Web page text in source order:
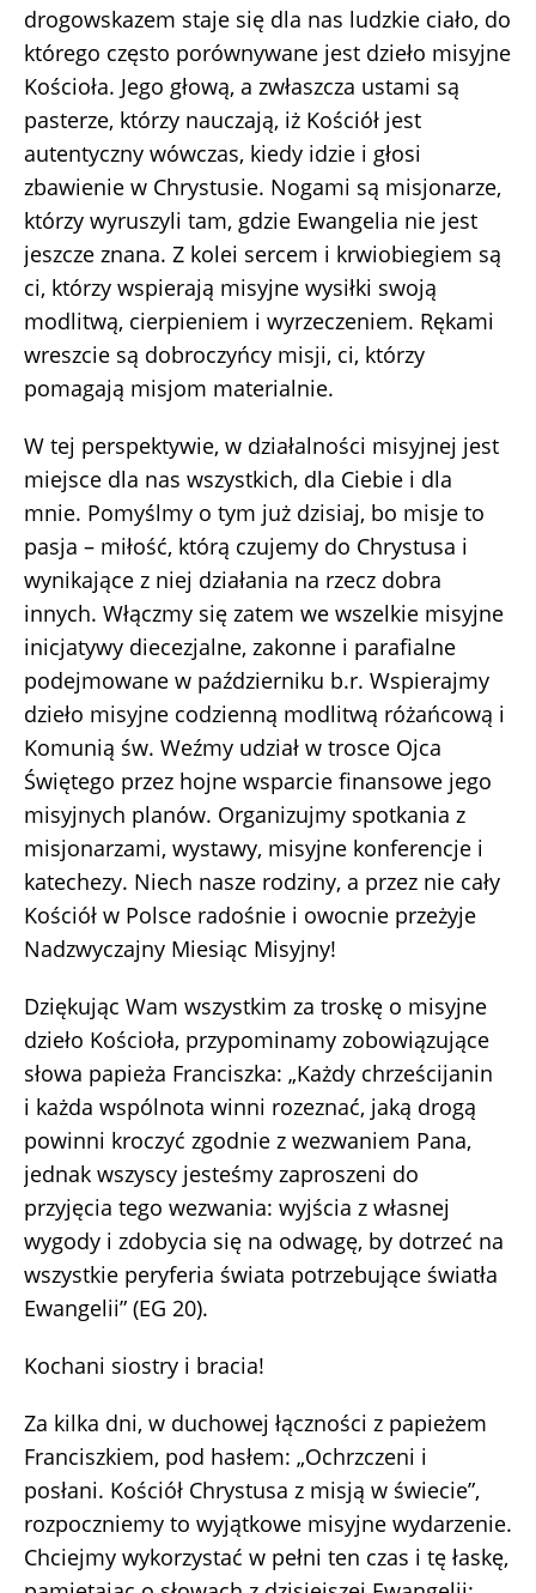
drogowskazem staje się dla nas ludzkie ciało, do
którego często porównywane jest dzieło misyjne
Kościoła. Jego głową, a zwłaszcza ustami są
pasterze, którzy nauczają, iż Kościół jest
autentyczny wówczas, kiedy idzie i głosi
zbawienie w Chrystusie. Nogami są misjonarze,
którzy wyruszyli tam, gdzie Ewangelia nie jest
jeszcze znana. Z kolei sercem i krwiobiegiem są
ci, którzy wspierają misyjne wysiłki swoją
modlitwą, cierpieniem i wyrzeczeniem. Rękami
wreszcie są dobroczyńcy misji, ci, którzy
pomagają misjom materialnie.
W tej perspektywie, w działalności misyjnej jest
miejsce dla nas wszystkich, dla Ciebie i dla
mnie. Pomyślmy o tym już dzisiaj, bo misje to
pasja – miłość, którą czujemy do Chrystusa i
wynikające z niej działania na rzecz dobra
innych. Włączmy się zatem we wszelkie misyjne
inicjatywy diecezjalne, zakonne i parafialne
podejmowane w październiku b.r. Wspierajmy
dzieło misyjne codzienną modlitwą różańcową i
Komunią św. Weźmy udział w trosce Ojca
Świętego przez hojne wsparcie finansowe jego
misyjnych planów. Organizujmy spotkania z
misjonarzami, wystawy, misyjne konferencje i
katechezy. Niech nasze rodziny, a przez nie cały
Kościół w Polsce radośnie i owocnie przeżyje
Nadzwyczajny Miesiąc Misyjny!
Dziękując Wam wszystkim za troskę o misyjne
dzieło Kościoła, przypominamy zobowiązujące
słowa papieża Franciszka: „Każdy chrześcijanin
i każda wspólnota winni rozeznać, jaką drogą
powinni kroczyć zgodnie z wezwaniem Pana,
jednak wszyscy jesteśmy zaproszeni do
przyjęcia tego wezwania: wyjścia z własnej
wygody i zdobycia się na odwagę, by dotrzeć na
wszystkie peryferia świata potrzebujące światła
Ewangelii” (EG 20).
Kochani siostry i bracia!
Za kilka dni, w duchowej łączności z papieżem
Franciszkiem, pod hasłem: „Ochrzczeni i
posłani. Kościół Chrystusa z misją w świecie”,
rozpoczniemy to wyjątkowe misyjne wydarzenie.
Chciejmy wykorzystać w pełni ten czas i tę łaskę,